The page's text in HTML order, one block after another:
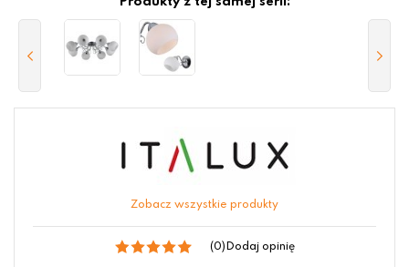
Zobacz wszystkie produkty
(0) Dodaj opinię